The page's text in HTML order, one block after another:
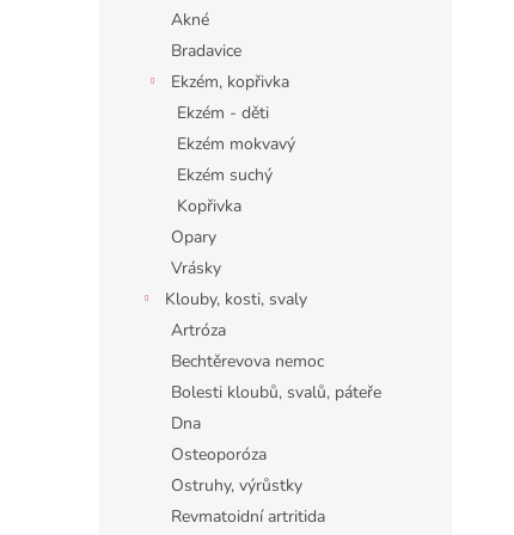
Akné
Bradavice
Ekzém, kopřivka
Ekzém - děti
Ekzém mokvavý
Ekzém suchý
Kopřivka
Opary
Vrásky
Klouby, kosti, svaly
Artróza
Bechtěrevova nemoc
Bolesti kloubů, svalů, páteře
Dna
Osteoporóza
Ostruhy, výrůstky
Revmatoidní artritida